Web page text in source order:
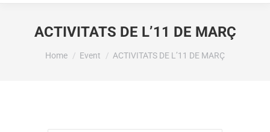
ACTIVITATS DE L’11 DE MARÇ
You are here:
Home Event ACTIVITATS DE L’11 DE MARÇ